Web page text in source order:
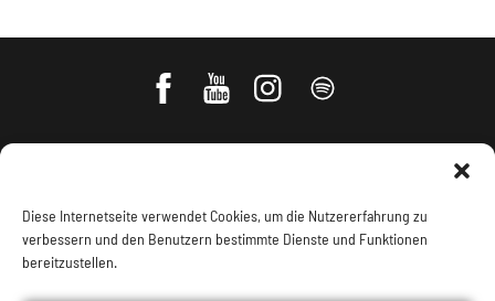
Diese Internetseite verwendet Cookies, um die Nutzererfahrung zu
verbessern und den Benutzern bestimmte Dienste und Funktionen
bereitzustellen.